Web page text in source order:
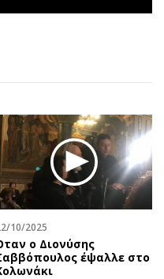
Geek
Social
Αφιερώματα
Πολιτική
Οικονομία
Γενικά
Αναδρομές
Πρόσωπα
Περιβάλλον
10/2025
ο Διονύσης
έψαλλε στο